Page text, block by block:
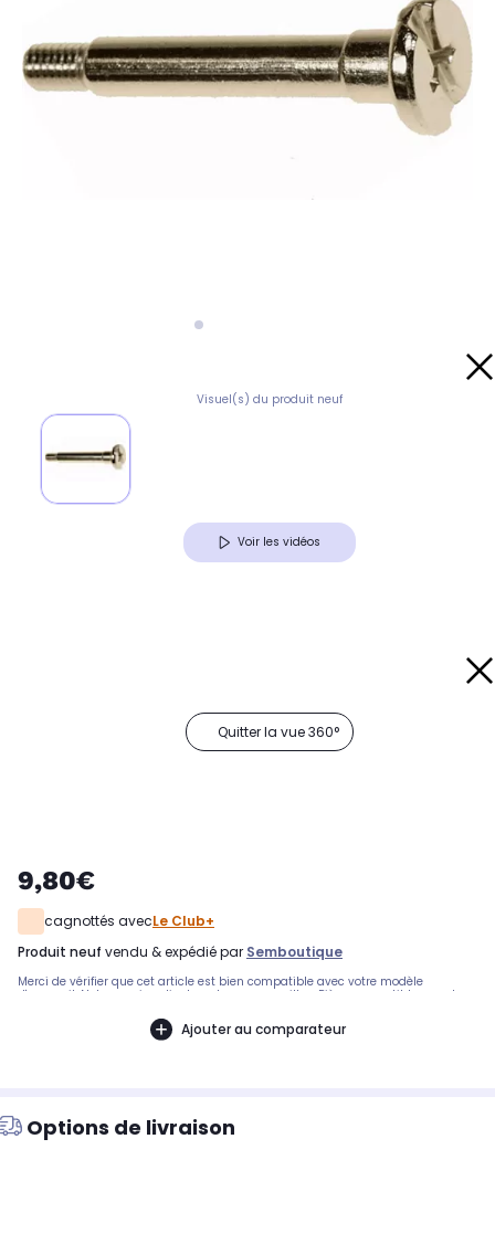
Visuel(s) du produit neuf
Voir les vidéos
Quitter la vue 360°
9,80€
cagnottés avecLe Club+
produit neuf vendu & expédié par Semboutique
Merci de vérifier que cet article est bien compatible avec votre modèle
d'appareil. Notre service client peut vous conseiller. .Pièce compatible avec les
ZB3011, ZB3004, ZB3001 - 90027370000, ZB3212 - 90094081900
Ajouter au comparateur
Options de livraison